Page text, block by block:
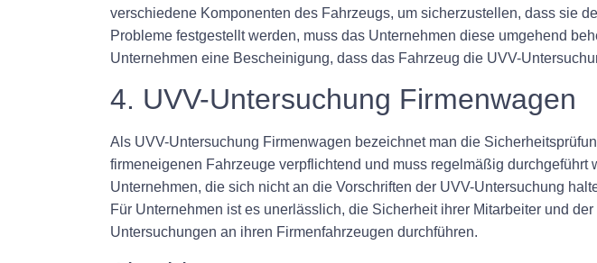
verschiedene Komponenten des Fahrzeugs, um sicherzustellen, dass sie
Probleme festgestellt werden, muss das Unternehmen diese umgehend
Unternehmen eine Bescheinigung, dass das Fahrzeug die UVV-
4. UVV-Untersuchung Firmenwagen
Als UVV-Untersuchung Firmenwagen bezeichnet man die
firmeneigenen Fahrzeuge verpflichtend und muss regelmäßig
Unternehmen, die sich nicht an die Vorschriften der UVV-Untersuchung
Für Unternehmen ist es unerlässlich, die Sicherheit ihrer Mitarbeiter und
Untersuchungen an ihren Firmenfahrzeugen durchführen.